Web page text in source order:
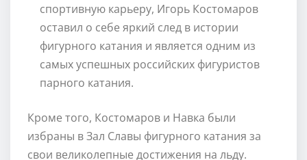
спортивную карьеру, Игорь Костомаров
оставил о себе яркий след в истории
фигурного катания и является одним из
самых успешных российских фигуристов
парного катания.
Кроме того, Костомаров и Навка были
избраны в Зал Славы фигурного катания за
свои великолепные достижения на льду.